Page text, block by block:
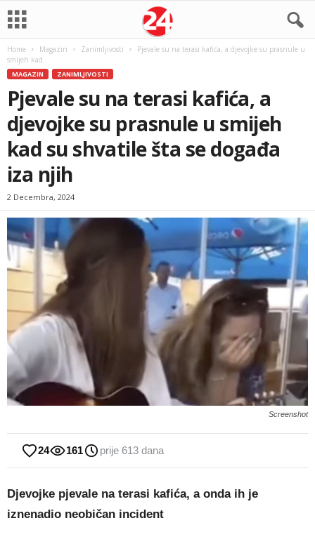
Home Magazin Zanimljivosti
Pjevale su na terasi kafića, a djevojke su prasnule u
smijeh kad...
MAGAZIN ZANIMLJIVOSTI
Pjevale su na terasi kafića, a
djevojke su prasnule u smijeh
kad su shvatile šta se događa
iza njih
2 Decembra, 2024
Screenshot
24 161 prije 613 dana
Djevojke pjevale na terasi kafića, a onda ih je
iznenadio neobičan incident